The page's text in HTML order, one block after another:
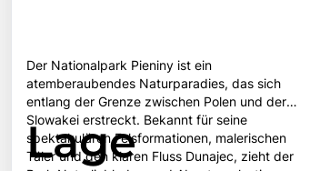
Der Nationalpark Pieniny ist ein
atemberaubendes Naturparadies, das sich
entlang der Grenze zwischen Polen und der
Slowakei erstreckt. Bekannt für seine
spektakulären Felsformationen, malerischen
Täler und den klaren Fluss Dunajec, zieht der
Lage